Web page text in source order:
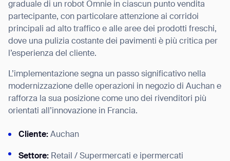
graduale di un robot Omnie in ciascun punto vendita
partecipante, con particolare attenzione ai corridoi
principali ad alto traffico e alle aree dei prodotti freschi,
dove una pulizia costante dei pavimenti è più critica per
l’esperienza del cliente.
L’implementazione segna un passo significativo nella
modernizzazione delle operazioni in negozio di Auchan e
rafforza la sua posizione come uno dei rivenditori più
orientati all’innovazione in Francia.
Cliente: Auchan
Settore: Retail / Supermercati e ipermercati
I agree to receive the latest news from Gausium. I am aware that I
SUBMIT
By clicking “Submit”, I authorize Gausium to contact me.